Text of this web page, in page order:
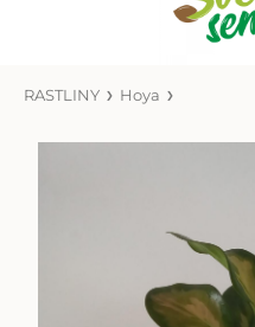
RASTLINY Hoya